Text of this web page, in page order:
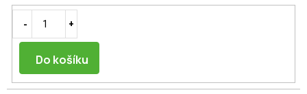
Do košíku